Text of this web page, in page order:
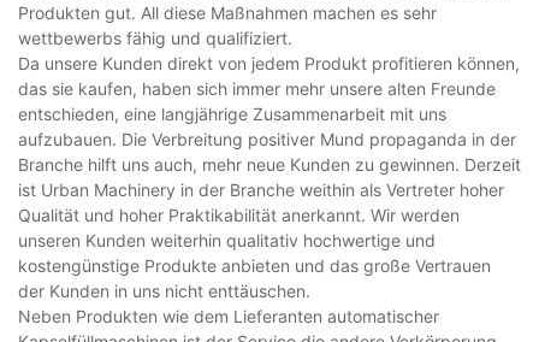
Produkten gut. All diese Maßnahmen machen es sehr
wettbewerbs fähig und qualifiziert.
Da unsere Kunden direkt von jedem Produkt profitieren können,
das sie kaufen, haben sich immer mehr unsere alten Freunde
entschieden, eine langjährige Zusammenarbeit mit uns
aufzubauen. Die Verbreitung positiver Mund propaganda in der
Branche hilft uns auch, mehr neue Kunden zu gewinnen. Derzeit
ist Urban Machinery in der Branche weithin als Vertreter hoher
Qualität und hoher Praktikabilität anerkannt. Wir werden
unseren Kunden weiterhin qualitativ hochwertige und
kostengünstige Produkte anbieten und das große Vertrauen
der Kunden in uns nicht enttäuschen.
Neben Produkten wie dem Lieferanten automatischer